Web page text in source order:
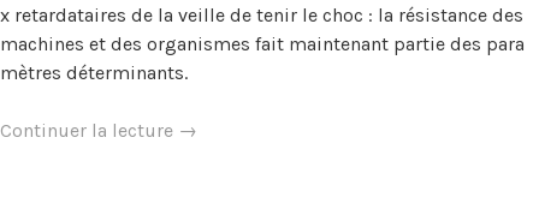
x retardataires de la veille de tenir le choc : la résistance des
machines et des organismes fait maintenant partie des para
mètres déterminants.
Continuer la lecture « Dakar
→